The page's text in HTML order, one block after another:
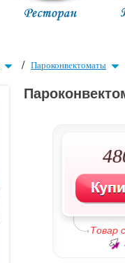
/ Пароконвектоматы
Товар